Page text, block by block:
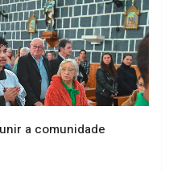
a comunidade